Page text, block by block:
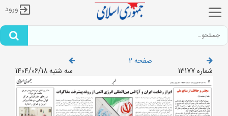
ورود
صفحه 2
شماره 13177
سه شنبه 1404/06/18